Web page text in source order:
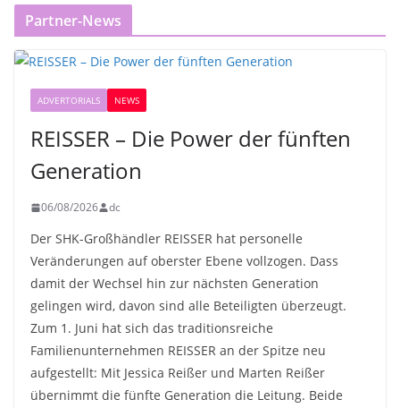
Partner-News
ADVERTORIALS NEWS
REISSER – Die Power der fünften
Generation
06/08/2026 dc
Der SHK-Großhändler REISSER hat personelle
Veränderungen auf oberster Ebene vollzogen. Dass
damit der Wechsel hin zur nächsten Generation
gelingen wird, davon sind alle Beteiligten überzeugt.
Zum 1. Juni hat sich das traditionsreiche
Familienunternehmen REISSER an der Spitze neu
aufgestellt: Mit Jessica Reißer und Marten Reißer
übernimmt die fünfte Generation die Leitung. Beide